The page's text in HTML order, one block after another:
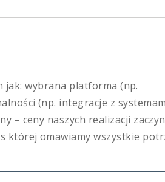
jak: wybrana platforma (np.
(np. integracje z
– ceny naszych realizacji
której omawiamy wszystkie